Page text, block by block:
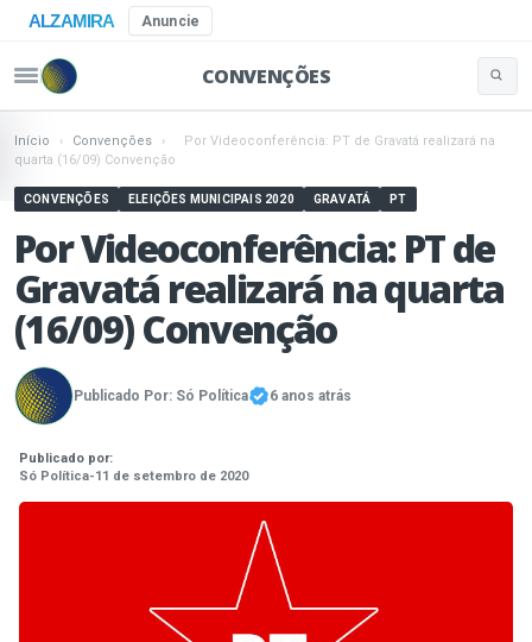
ALZAMIRA Anuncie
CONVENÇÕES
Início › Convenções ›
Por Videoconferência: PT de Gravatá realizará na
quarta (16/09) Convenção
CONVENÇÕES ELEIÇÕES MUNICIPAIS 2020 GRAVATÁ PT
Por Videoconferência: PT de
Gravatá realizará na quarta
(16/09) Convenção
Publicado Por: Só Política 6 anos atrás
Publicado por:
Só Política-11 de setembro de 2020